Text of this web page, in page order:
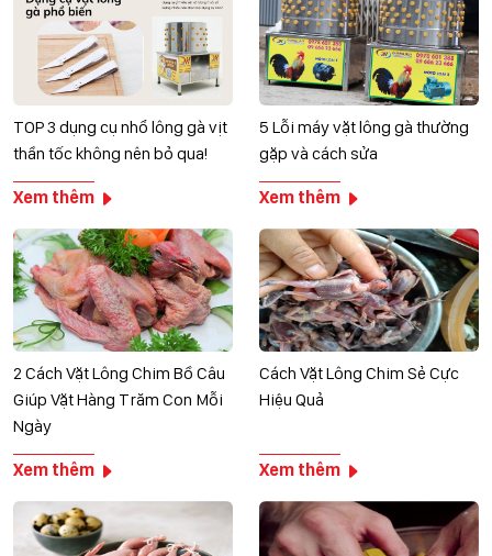
TOP 3 dụng cụ nhổ lông gà vịt
thần tốc không nên bỏ qua!
Xem thêm
5 Lỗi máy vặt lông gà thường
gặp và cách sửa
Xem thêm
2 Cách Vặt Lông Chim Bồ Câu
Giúp Vặt Hàng Trăm Con Mỗi
Ngày
Xem thêm
Cách Vặt Lông Chim Sẻ Cực
Hiệu Quả
Xem thêm